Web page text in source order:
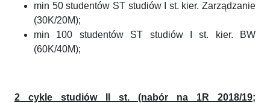
min 50 studentów ST studiów I st. kier. Zarządzanie
(30K/20M);
min 100 studentów ST studiów I st. kier. BW
(60K/40M);
2 cykle studiów II st. (nabór na 1R 2018/19;